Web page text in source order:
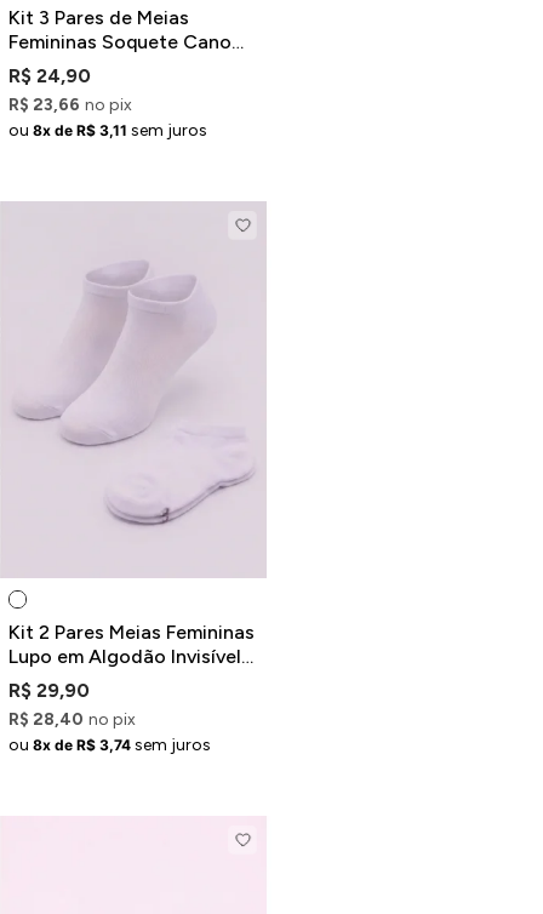
Kit 3 Pares de Meias
Femininas Soquete Cano
Baixo Brancas
R$ 24,90
R$ 23,66 no pix
ou 8x de R$ 3,11 sem juros
Kit 2 Pares Meias Femininas
Lupo em Algodão Invisível
Branco
R$ 29,90
R$ 28,40 no pix
ou 8x de R$ 3,74 sem juros